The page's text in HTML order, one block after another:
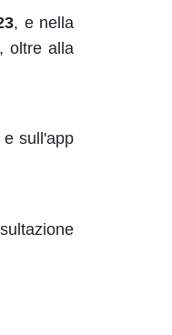
, e nella
oltre alla
sull'app